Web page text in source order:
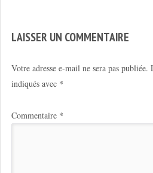
LAISSER UN COMMENTAIRE
Votre adresse e-mail ne sera pas publiée.
indiqués avec *
Commentaire *